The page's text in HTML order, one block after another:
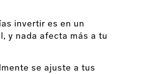
invertir es en un
y nada afecta más a tu
se ajuste a tus